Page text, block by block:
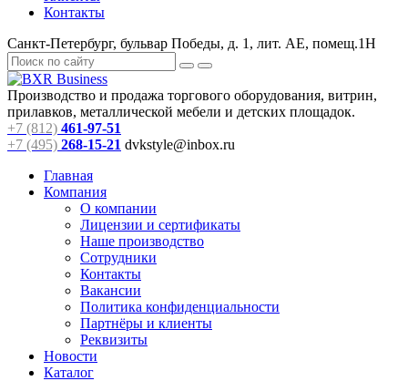
Контакты
Санкт-Петербург, бульвар Победы, д. 1, лит. АЕ, помещ.1Н
Производство и продажа торгового оборудования, витрин,
прилавков, металлической мебели и детских площадок.
+7 (812) 461-97-51
+7 (495) 268-15-21 dvkstyle@inbox.ru
Главная
Компания
О компании
Лицензии и сертификаты
Наше производство
Сотрудники
Контакты
Вакансии
Политика конфиденциальности
Партнёры и клиенты
Реквизиты
Новости
Каталог